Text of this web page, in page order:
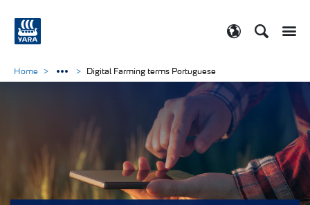
Search
Home Digital Farming terms Portuguese